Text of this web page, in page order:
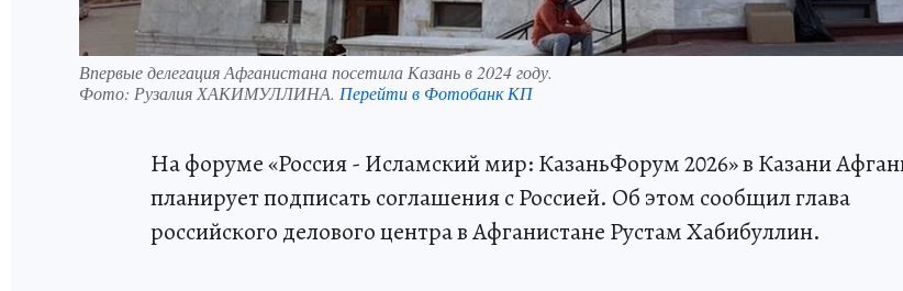
Впервые делегация Афганистана посетила Казань в 2024 году.
Фото: Рузалия ХАКИМУЛЛИНА. Перейти в Фотобанк КП
На форуме «Россия - Исламский мир: КазаньФорум 2026» в Казани
планирует подписать соглашения с Россией. Об этом сообщил глава
российского делового центра в Афганистане Рустам Хабибуллин.